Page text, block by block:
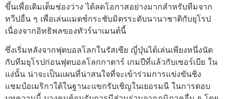
ขึ้นเพื่อเติมเต็มช่องว่าง ได้ลดโอกาสอย่างมากสำหรับทีมจาก
ทวีปอื่น ๆ เพื่อเล่นแมตช์กระชับมิตรระดับนานาชาติกับยุโรป
เนื่องจากอิทธิพลของทัวร์นาเมนต์นี้
ซึ่งเริ่มหลังจากฟุตบอลโลกในรัสเซีย ญี่ปุ่นได้เล่นเพียงหนึ่งนัด
กับทีมยุโรปก่อนฟุตบอลโลกกาตาร์ เกมปีที่แล้วกับเซอร์เบีย ใน
แง่นั้น น่าจะเป็นแผนที่น่าสนใจที่จะเข้าร่วมการแข่งขันชิง
แชมป์อเมริกาใต้ในฐานะแขกรับเชิญในเยอรมนี ในการตอบ